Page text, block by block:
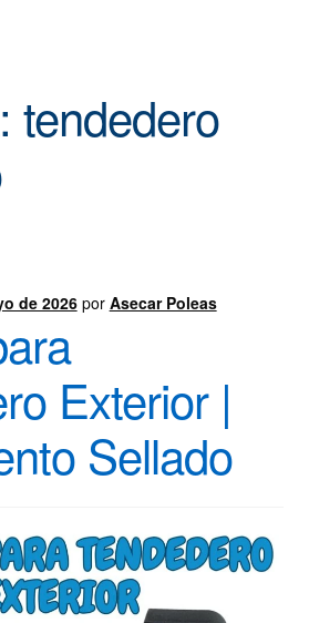
tendedero
de 2026 por Asecar Poleas
Exterior |
Sellado